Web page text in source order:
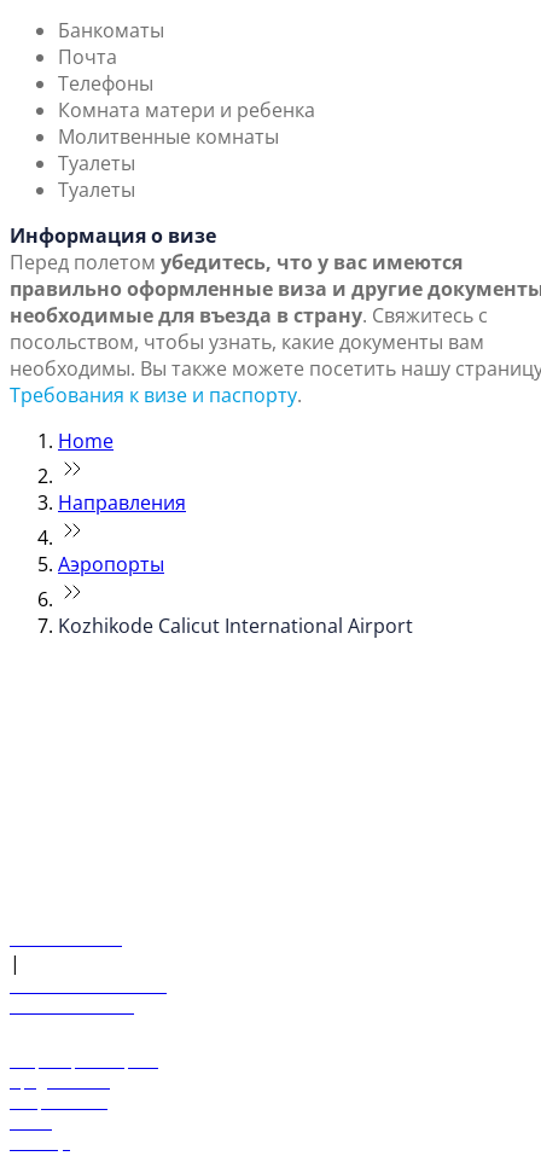
Банкоматы
Почта
Телефоны
Комната матери и ребенка
Молитвенные комнаты
Туалеты
Туалеты
Информация о визе
Перед полетом убедитесь, что у вас имеются
правильно оформленные виза и другие
необходимые для въезда в страну. Свяжитесь с
посольством, чтобы узнать, какие документы вам
необходимы. Вы также можете посетить нашу
Требования к визе и паспорту.
Home
Направления
Аэропорты
Kozhikode Calicut International Airport
|